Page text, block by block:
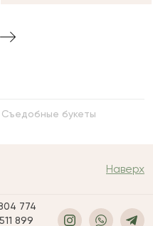
Съедобные букеты
Наверх
774
899